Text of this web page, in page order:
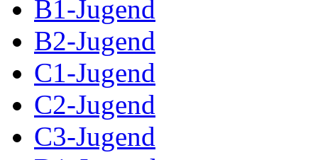
B1-Jugend
B2-Jugend
C1-Jugend
C2-Jugend
C3-Jugend